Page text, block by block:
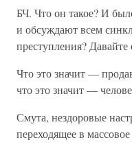
БЧ. Что он такое? И
и обсуждают всем
преступления?
Что это значит —
что это значит —
Смута, нездоровые
переходящее в